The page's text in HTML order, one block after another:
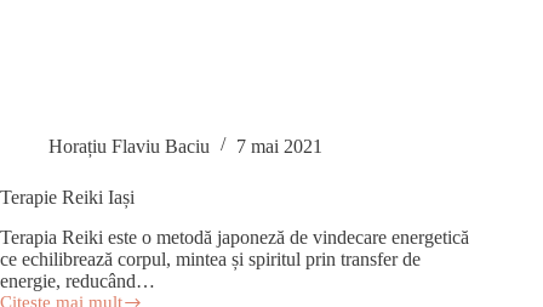
Horațiu Flaviu Baciu 7 mai 2021
Terapie Reiki Iași
Terapia Reiki este o metodă japoneză de vindecare energetică
ce echilibrează corpul, mintea și spiritul prin transfer de
energie, reducând…
Citește mai mult